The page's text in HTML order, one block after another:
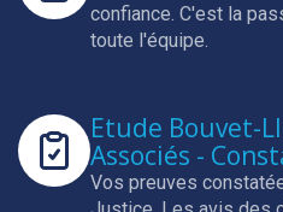
confiance. C'est la
toute l'équipe.
Etude Bouvet-
Associés -
Vos preuves